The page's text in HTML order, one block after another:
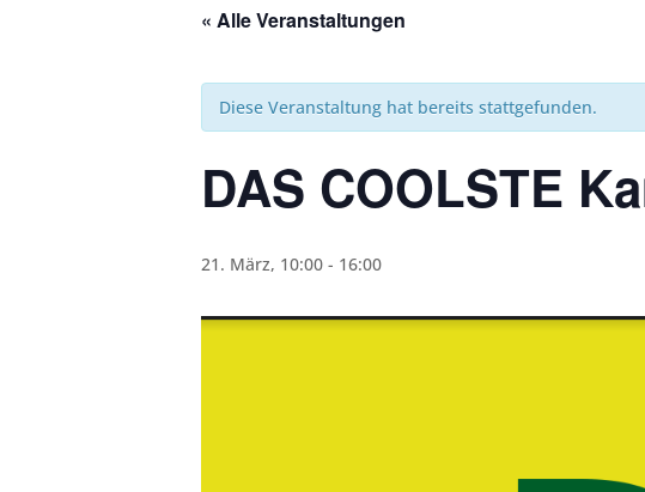
« Alle Veranstaltungen
Diese Veranstaltung hat bereits stattgefunden.
DAS COOLSTE
21. März, 10:00 - 16:00